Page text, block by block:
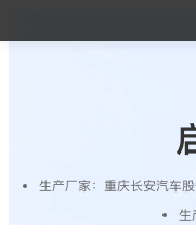
生产厂家： 重庆长安汽车
生